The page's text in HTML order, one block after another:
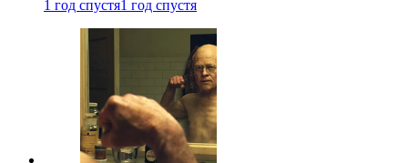
1 год спустя1 год спустя